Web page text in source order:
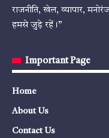
राजनीति, खेल, व्यापार,
हमसे जुड़े रहें।”
Important Page
Home
About Us
Contact Us